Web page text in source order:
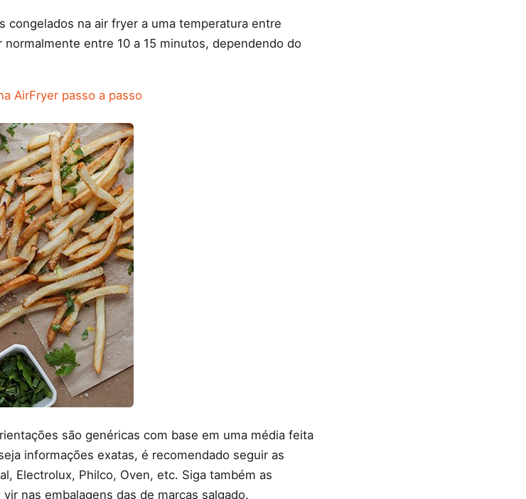
congelados na air fryer a uma temperatura entre
normalmente entre 10 a 15 minutos, dependendo do
AirFryer passo a passo
são genéricas com base em uma média feita
informações exatas, é recomendado seguir as
Electrolux, Philco, Oven, etc. Siga também as
nas embalagens das de marcas salgado.